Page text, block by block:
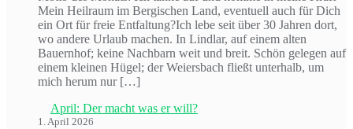
Mein Heilraum im Bergischen Land, eventuell auch für Dich
ein Ort für freie Entfaltung?Ich lebe seit über 30 Jahren dort,
wo andere Urlaub machen. In Lindlar, auf einem alten
Bauernhof; keine Nachbarn weit und breit. Schön gelegen auf
einem kleinen Hügel; der Weiersbach fließt unterhalb, um
mich herum nur […]
April: Der macht was er will?
1. April 2026